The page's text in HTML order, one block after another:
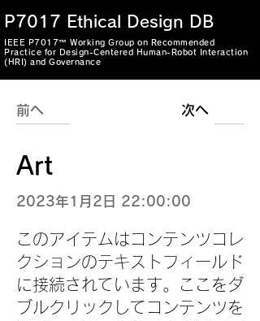
P7017 Ethical Design DB
IEEE P7017™ Working Group on Recommended
Practice for Design-Centered Human-Robot Interaction
(HRI) and Governance
前へ 次へ
Art
2023年1月2日 22:00:00
このアイテムはコンテンツコレ
クションのテキストフィールド
に接続されています。ここをダ
ブルクリックしてコンテンツを